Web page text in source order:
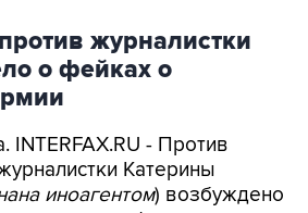
журналистки
о фейках о
INTERFAX.RU - Против
Катерины
иноагентом) возбуждено